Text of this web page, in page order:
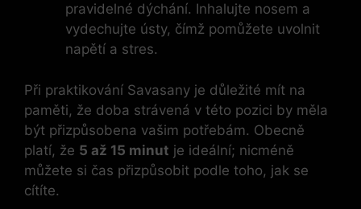
pravidelné dýchání. Inhalujte nosem a
vydechujte ústy, čímž pomůžete uvolnit
napětí a stres.
Při praktikování Savasany je důležité mít na
paměti, že doba strávená v této pozici by měla
být přizpůsobena vašim potřebám. Obecně
platí, že 5 až 15 minut je ideální; nicméně
můžete si čas přizpůsobit podle toho, jak se
cítíte.